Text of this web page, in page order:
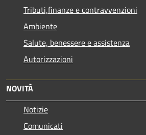
Tributi,finanze e contravvenzioni
Ambiente
Salute, benessere e assistenza
Autorizzazioni
NOVITÀ
Notizie
Comunicati